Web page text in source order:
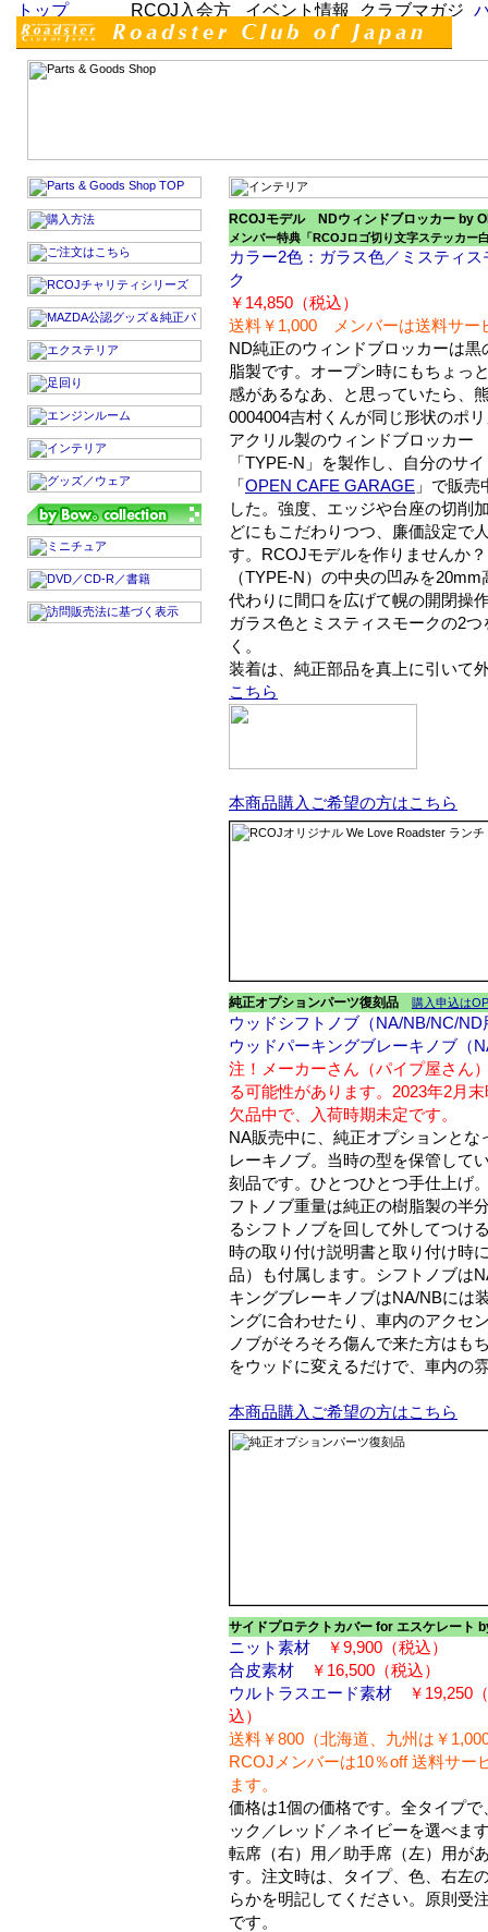
RCOJモデル NDウィンドブロッカー by
メンバー特典「RCOJロゴ切り文字ステッカー
カラー2色：ガラス色／ミスティス
ク
￥14,850（税込）
送料￥1,000 メンバーは送料サー
ND純正のウィンドブロッカーは黒
脂製です。オープン時にもちょっ
感があるなあ、と思っていたら、
0004004吉村くんが同じ形状のポ
アクリル製のウィンドブロッカー
「TYPE-N」を製作し、自分のサ
「 OPEN CAFE GARAGE 」で販売
した。強度、エッジや台座の切削
どにもこだわりつつ、廉価設定で
す。RCOJモデルを作りませんか
（TYPE-N）の中央の凹みを
代わりに間口を広げて幌の開閉操
ガラス色とミスティスモークの2
く。
装着は、純正部品を真上に引いて
こちら
本商品購入ご希望の方はこちら
純正オプションパーツ復刻品 購入申込は
ウッドシフトノブ（NA/NB/NC/ND
ウッドパーキングブレーキノブ（
注！メーカーさん（パイプ屋さん
る可能性があります。2023年2月
欠品中で、入荷時期未定です。
NA販売中に、純正オプションと
レーキノブ。当時の型を保管して
刻品です。ひとつひとつ手仕上げ
フトノブ重量は純正の樹脂製の半
るシフトノブを回して外してつけ
時の取り付け説明書と取り付け時
品）も付属します。シフトノブは
キングブレーキノブはNA/NBには
ングに合わせたり、車内のアクセ
ノブがそろそろ傷んで来た方はも
をウッドに変えるだけで、車内の
本商品購入ご希望の方はこちら
サイドプロテクトカバー for エスケレー
ニット素材
￥9,900（税込）
合皮素材
￥16,500（税込）
ウルトラスエード素材
￥19,250
込）
送料￥800（北海道、九州は￥
RCOJメンバーは10％off 送料サー
ます。
価格は1個の価格です。全タイプで
ック／レッド／ネイビーを選べま
転席（右）用／助手席（左）用が
す。注文時は、タイプ、色、右左
らかを明記してください。原則受
です。